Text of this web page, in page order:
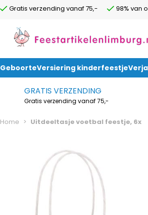
Gratis verzending vanaf 75,- 98% van
GeboorteVersiering kinderfeestje
GRATIS VERZENDING
Gratis verzending vanaf 75,-
Home > Uitdeeltasje voetbal feestje, 6x